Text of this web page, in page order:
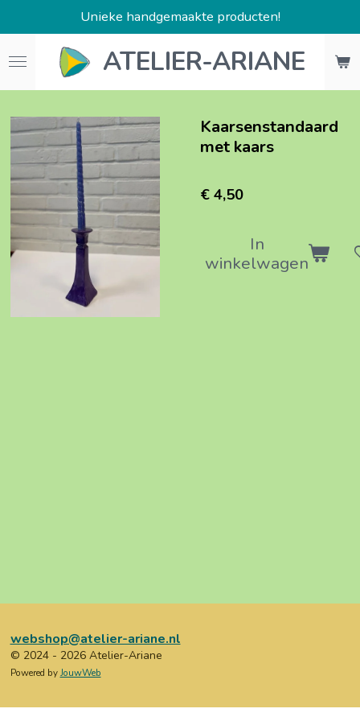
direct
naar
ATELIER-ARIANE
Unieke handgemaakte producten!
Kaarsenstandaard
met kaars
€ 4,50
In
winkelwagen
webshop@atelier-ariane.nl
© 2024 - 2026 Atelier-Ariane
Powered byJouwWeb